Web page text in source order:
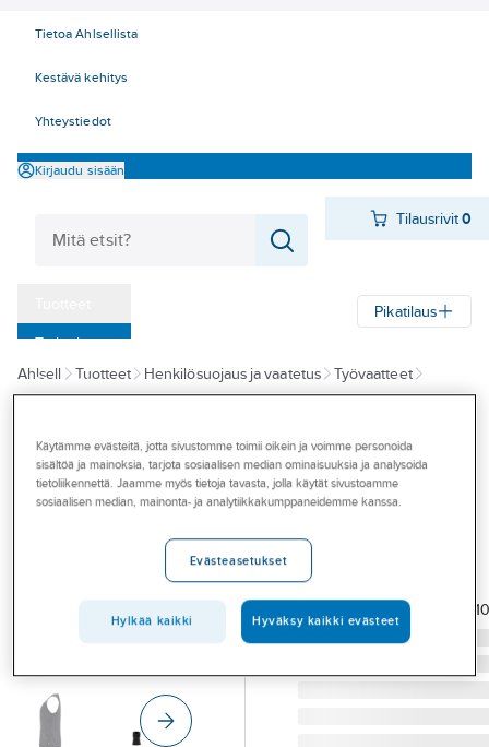
Tietoa Ahlsellista
Kestävä kehitys
Yhteystiedot
Kirjaudu sisään
Tilausrivit 0
‎Tarjoukset
Myymälät
Konseptit
Palvelut
Pikatilaus
Ahlsell Tuotteet Henkilösuojaus ja vaatetus
Työvaatteet
Työvaatteet
Liivit
SMILA
Liivi Bea Smila
70352
LIIVI BEA MUSTA XXS
Tuotenumero
Toimittajan
tuotenumero:
Käytämme evästeitä, jotta sivustomme toimii oikein ja voimme personoida
sisältöä ja mainoksia, tarjota sosiaalisen median ominaisuuksia ja analysoida
tietoliikennettä. Jaamme myös tietoja tavasta, jolla käytät sivustoamme
sosiaalisen median, mainonta- ja analytiikkakumppaneidemme kanssa.
Evästeasetukset
Hylkää kaikki Hyväksy kaikki evästeet